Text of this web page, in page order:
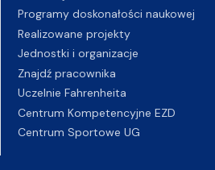
Programy doskonałości naukowej
Realizowane projekty
Jednostki i organizacje
Znajdź pracownika
Uczelnie Fahrenheita
Centrum Kompetencyjne EZD
Centrum Sportowe UG